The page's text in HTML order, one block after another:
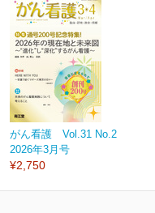
がん看護 Vol.31 No.2
2026年3月号
¥2,750